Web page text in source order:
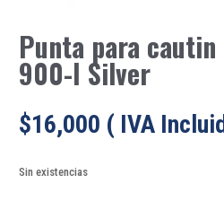
Punta para
900-I Silver
$16,000 ( IVA
Sin existencias